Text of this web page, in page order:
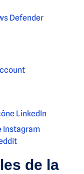
Defender
Instagram
Reddit
de la